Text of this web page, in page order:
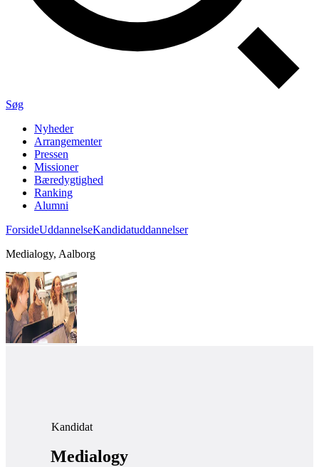
Søg
Nyheder
Arrangementer
Pressen
Missioner
Bæredygtighed
Ranking
Alumni
ForsideUddannelseKandidatuddannelser
Medialogy, Aalborg
Kandidat
Medialogy